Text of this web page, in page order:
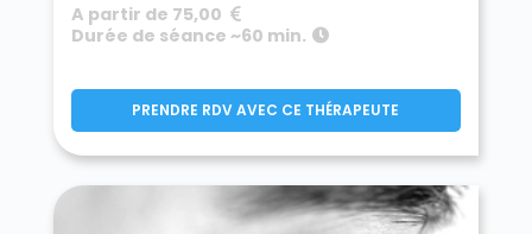
A partir de 75,00
Durée de séance ~60 min.
PRENDRE RDV AVEC CE THÉRAPEUTE